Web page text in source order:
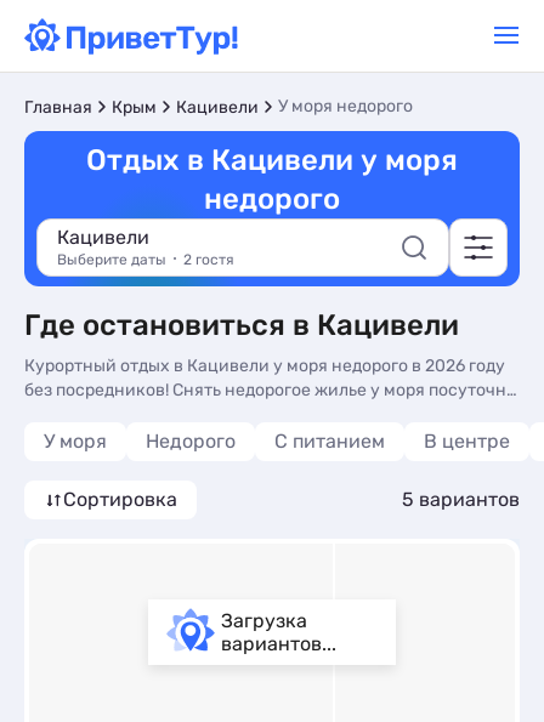
Главная Крым Кацивели У моря недорого
Отдых в Кацивели у моря
недорого
Кацивели
Выберите даты 2 гостя
Где остановиться в Кацивели
Курортный отдых в Кацивели у моря недорого в 2026 году
без посредников! Снять недорогое жилье у моря посуточно
гостиницы и отели, санатории и пансионаты: знакомьтесь
отдыхающих, телефонами владельцев для бронирования
жилья. Аренда жилья без посредников по цене от 2490 руб.
температуры воды и воздуха в Кацивели по месяцам на
сайте и выбирайте идеальное время для своего отдыха.
У моря Недорого С питанием В центре
Сортировка 5 вариантов
Загрузка
вариантов...